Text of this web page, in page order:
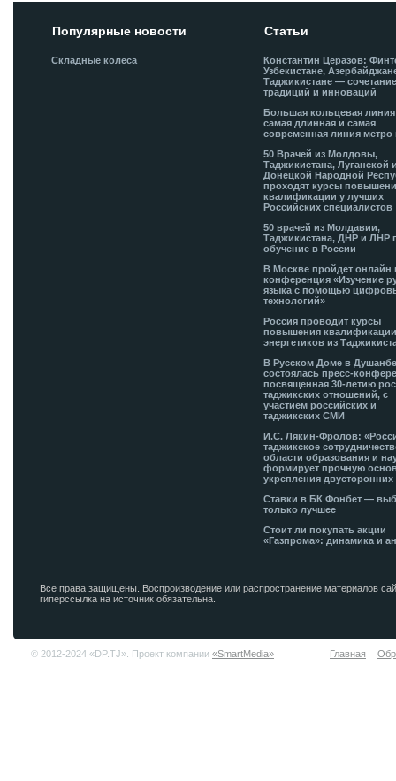
Популярные новости
Складные колеса
Статьи
Константин Церазов:
Узбекистане,
Таджикистане —
традиций и инноваций
Большая кольцевая
самая длинная и самая
современная линия метро
50 Врачей из Молдовы,
Таджикистана, Луганской
Донецкой Народной
проходят курсы
квалификации у лучших
Российских специалистов
50 врачей из Молдавии,
Таджикистана, ДНР и ЛНР
обучение в России
В Москве пройдет онлайн
конференция «Изучение
языка с помощью
технологий»
Россия проводит курсы
повышения
энергетиков из
В Русском Доме в
состоялась пресс-
посвященная 30-летию
таджикских отношений, с
участием российских и
таджикских СМИ
И.С. Лякин-Фролов:
таджикское
области образования и
формирует прочную
укрепления двусторонних
Ставки в БК Фонбет —
только лучшее
Стоит ли покупать акции
«Газпрома»: динамика и
Все права защищены. Воспроизводение или распространение материалов
гиперссылка на источник обязательна.
© 2012-2024 «DP.TJ». Проект компании «SmartMedia» Главная